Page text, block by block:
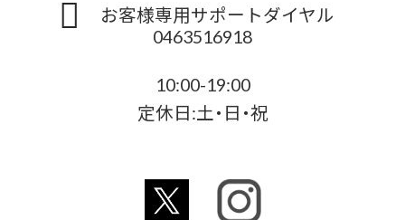
お客様専用サポートダイヤル
0463516918
10:00-19:00
定休日:土・日・祝